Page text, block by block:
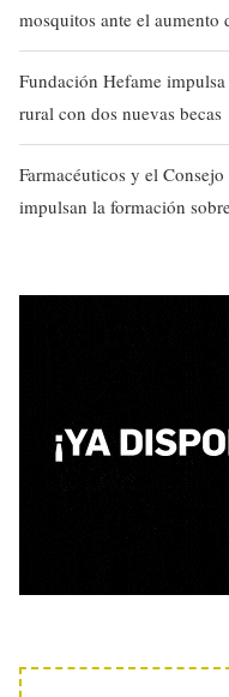
mosquitos ante el aumento
Fundación Hefame
rural con dos nuevas becas
Farmacéuticos y el
impulsan la formación